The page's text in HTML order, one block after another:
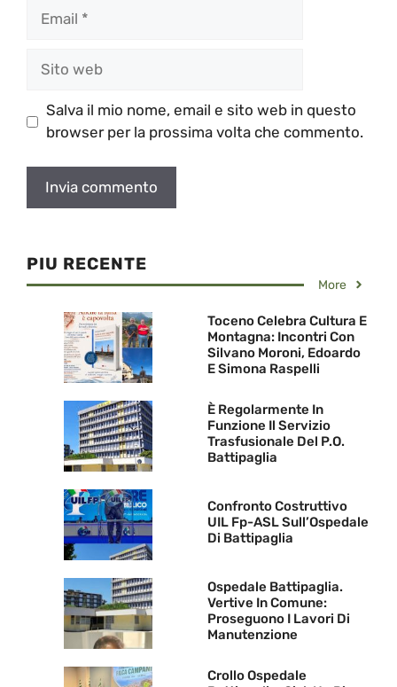
Salva il mio nome, email e sito web in questo
browser per la prossima volta che commento.
PIU RECENTE
More
Toceno Celebra Cultura E
Montagna: Incontri Con
Silvano Moroni, Edoardo
E Simona Raspelli
È Regolarmente In
Funzione Il Servizio
Trasfusionale Del P.O.
Battipaglia
Confronto Costruttivo
UIL Fp-ASL Sull’Ospedale
Di Battipaglia
Ospedale Battipaglia.
Vertive In Comune:
Proseguono I Lavori Di
Manutenzione
Crollo Ospedale